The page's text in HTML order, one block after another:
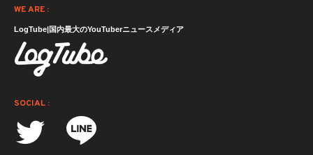
WE ARE :
LogTube|国内最大のYouTuberニュースメディア
SOCIAL :